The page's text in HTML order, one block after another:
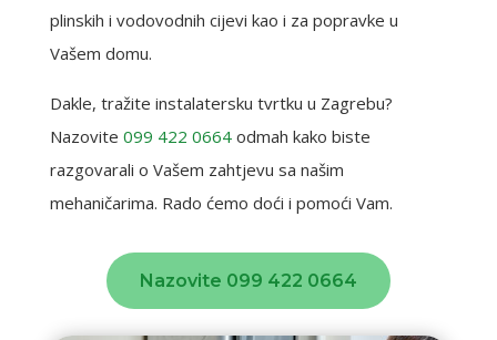
plinskih i vodovodnih cijevi kao i za popravke u
Vašem domu.
Dakle, tražite instalatersku tvrtku u Zagrebu?
Nazovite 099 422 0664odmah kako biste
razgovarali o Vašem zahtjevu sa našim
mehaničarima. Rado ćemo doći i pomoći Vam.
Nazovite 099 422 0664